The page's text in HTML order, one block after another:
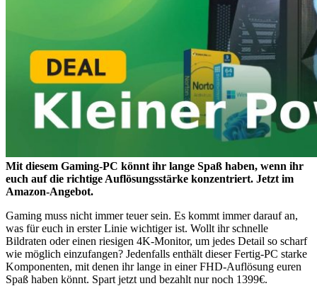
Mit diesem Gaming-PC könnt ihr lange Spaß haben, wenn ihr
euch auf die richtige Auflösungsstärke konzentriert. Jetzt im
Amazon-Angebot.
Gaming muss nicht immer teuer sein. Es kommt immer darauf an,
was für euch in erster Linie wichtiger ist. Wollt ihr schnelle
Bildraten oder einen riesigen 4K-Monitor, um jedes Detail so scharf
wie möglich einzufangen? Jedenfalls enthält dieser Fertig-PC starke
Komponenten, mit denen ihr lange in einer FHD-Auflösung euren
Spaß haben könnt. Spart jetzt und bezahlt nur noch 1399€.